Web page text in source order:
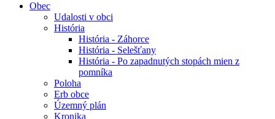
Obec
Udalosti v obci
História
História - Záhorce
História - Selešťany
História - Po zapadnutých stopách mien z
pomníka
Poloha
Erb obce
Územný plán
Kronika